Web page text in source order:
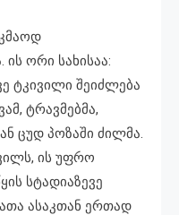
ორი სახისაა:
ტკივილი შეიძლება
ტრავმებმა,
ცუდ პოზაში ძილმა.
ის უფრო
სტადიაზევე
ასაკთან ერთად